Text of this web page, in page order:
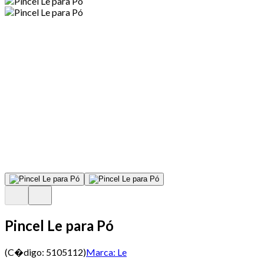
Pincel Le para Pó
(C�digo: 5105112)Marca: Le